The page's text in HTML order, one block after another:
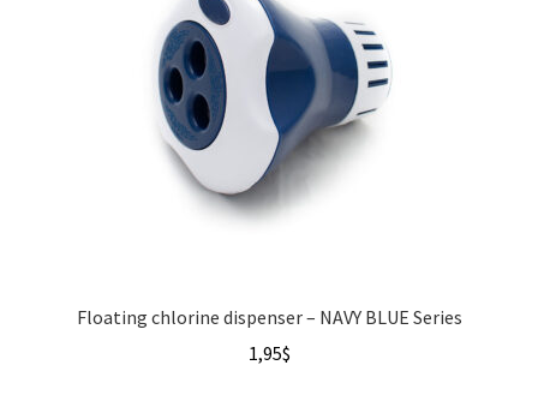
Floating chlorine dispenser – NAVY BLUE Series
1,95$